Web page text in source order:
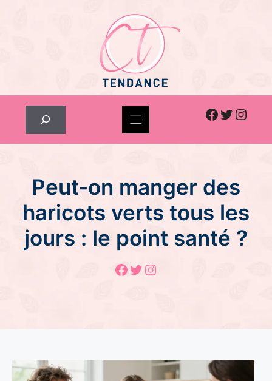
Facebook
Twitter
Peut-on manger des
haricots verts tous les
jours : le point santé ?
Facebook
Twitter
Instagram